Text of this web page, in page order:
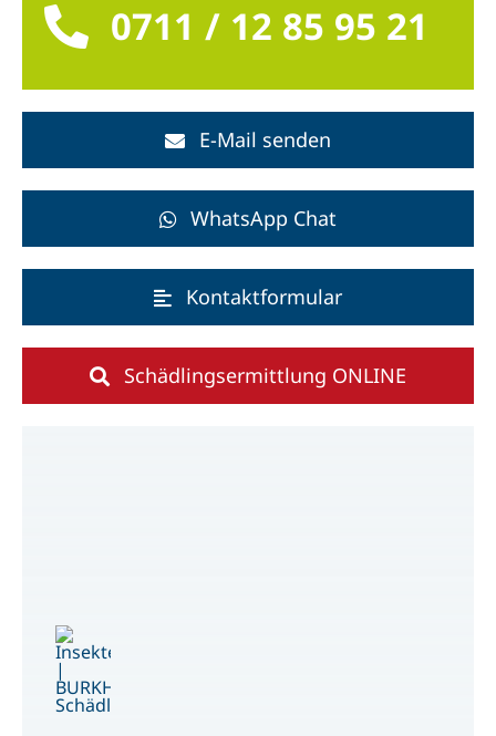
0711 / 12 85 95 21
E-Mail senden
WhatsApp Chat
Kontaktformular
Schädlingsermittlung ONLINE